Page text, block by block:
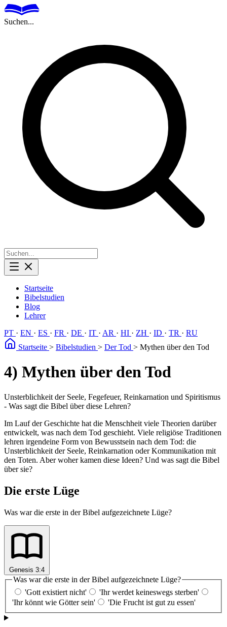
Suchen...
Startseite
Bibelstudien
Blog
Lehrer
PT · EN · ES · FR · DE · IT · AR · HI · ZH · ID · TR · RU
Startseite > Bibelstudien > Der Tod > Mythen über den Tod
4) Mythen über den Tod
Unsterblichkeit der Seele, Fegefeuer, Reinkarnation und Spiritismus
- Was sagt die Bibel über diese Lehren?
Im Lauf der Geschichte hat die Menschheit viele Theorien darüber
entwickelt, was nach dem Tod geschieht. Viele religiöse Traditionen
lehren irgendeine Form von Bewusstsein nach dem Tod: die
Unsterblichkeit der Seele, Reinkarnation oder Kommunikation mit
den Toten. Aber woher kamen diese Ideen? Und was sagt die Bibel
über sie?
Die erste Lüge
Was war die erste in der Bibel aufgezeichnete Lüge?
Genesis 3:4
Was war die erste in der Bibel aufgezeichnete Lüge?
'Gott existiert nicht'
'Ihr werdet keineswegs sterben'
'Ihr könnt wie Götter sein'
'Die Frucht ist gut zu essen'